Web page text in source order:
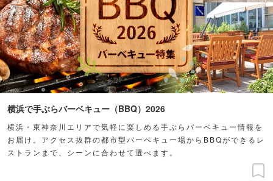
横浜で手ぶらバーベキュー（BBQ）2026
横浜・東神奈川エリアで気軽に楽しめる手ぶらバーベキュー情報を
お届け。アクセス抜群の都市型バーベキュー場からBBQができるレ
ストランまで、シーンに合わせて選べます。